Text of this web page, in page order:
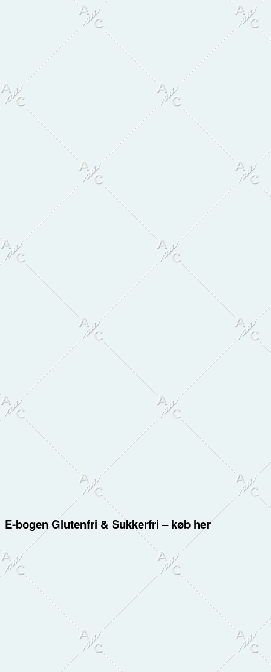
E-bogen Glutenfri & Sukkerfri – køb her